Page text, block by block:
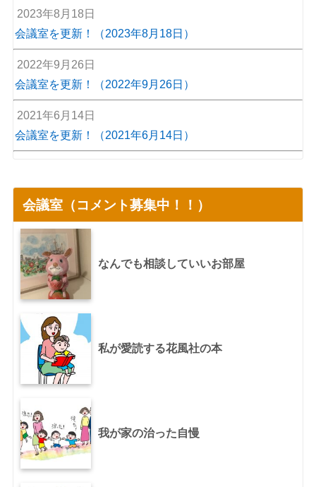
2023年8月18日
会議室を更新！（2023年8月18日）
2022年9月26日
会議室を更新！（2022年9月26日）
2021年6月14日
会議室を更新！（2021年6月14日）
会議室（コメント募集中！！）
なんでも相談していいお部屋
私が愛読する花風社の本
我が家の治った自慢